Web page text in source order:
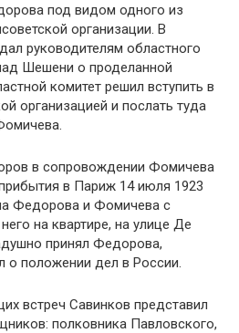
под видом одного из
организации. В
руководителям областного
Шешени о проделанной
комитет решил вступить в
организацией и послать туда
в сопровождении Фомичева
в Париж 14 июля 1923
Федорова и Фомичева с
на квартире, на улице Де
принял Федорова,
о положении дел в России.
встреч Савинков представил
полковника Павловского,